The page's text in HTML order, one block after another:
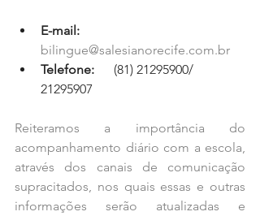
E-mail:
bilingue@salesianorecife.com.br
Telefone:
      (81) 21295900/
21295907
Reiteramos a importância do
acompanhamento diário com a escola,
através dos canais de comunicação
supracitados, nos quais essas e outras
informações serão atualizadas e